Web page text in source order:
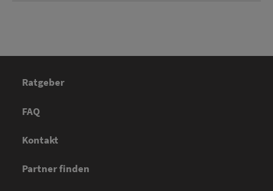
Ratgeber
FAQ
Kontakt
Partner finden